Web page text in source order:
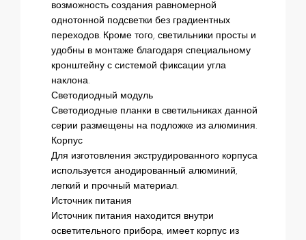
возможность создания равномерной
однотонной подсветки без градиентных
переходов. Кроме того, светильники просты и
удобны в монтаже благодаря специальному
кронштейну с системой фиксации угла
наклона.
Светодиодный модуль
Светодиодные планки в светильниках данной
серии размещены на подложке из алюминия.
Корпус
Для изготовления экструдированного корпуса
используется анодированный алюминий,
легкий и прочный материал.
Источник питания
Источник питания находится внутри
осветительного прибора, имеет корпус из